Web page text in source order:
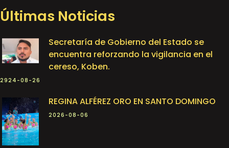
Últimas Noticias
Secretaría de Gobierno del Estado se
encuentra reforzando la vigilancia en el
cereso, Koben.
2924-08-26
REGINA ALFÉREZ ORO EN SANTO DOMINGO
2026-08-06